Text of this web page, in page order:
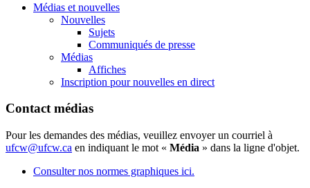
Médias et nouvelles
Nouvelles
Sujets
Communiqués de presse
Médias
Affiches
Inscription pour nouvelles en direct
Contact médias
Pour les demandes des médias, veuillez envoyer un courriel à
ufcw@ufcw.ca en indiquant le mot « Média » dans la ligne d'objet.
Consulter nos normes graphiques ici.